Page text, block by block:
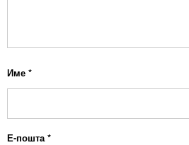
Име *
Е-пошта*